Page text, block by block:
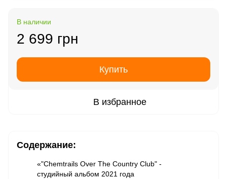
В наличии
2 699 грн
Купить
В избранное
Содержание:
«"Chemtrails Over The Country Club" -
студийный альбом 2021 года